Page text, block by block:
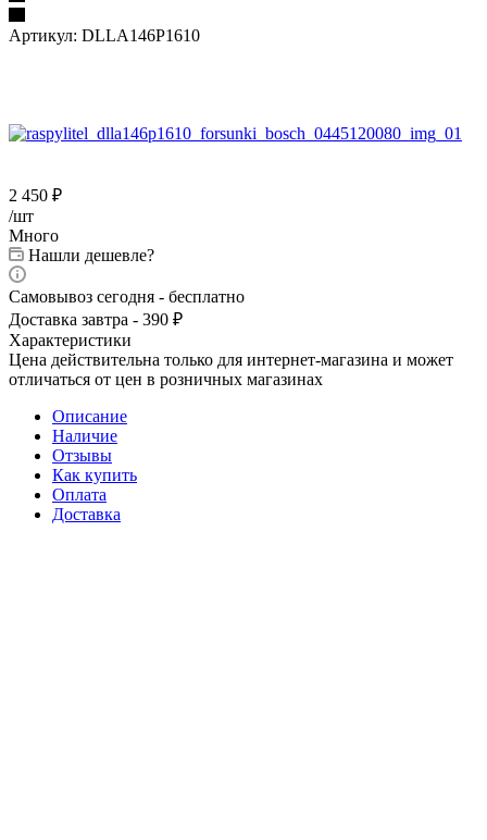
Артикул: DLLA146P1610
2 450 ₽
/шт
Много
Нашли дешевле?
Самовывоз сегодня - бесплатно
Доставка завтра - 390 ₽
Характеристики
Цена действительна только для интернет-магазина и может
отличаться от цен в розничных магазинах
Описание
Наличие
Отзывы
Как купить
Оплата
Доставка